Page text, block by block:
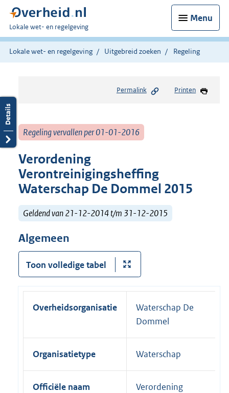
Menu
U
bent
hier:
Lokale wet- en regelgeving
Lokale wet- en regelgeving Uitgebreid zoeken Regeling
Permalink Printen
Regeling vervallen per 01-01-2016
Verordening
Verontreinigingsheffing
Waterschap De Dommel 2015
Geldend van 21-12-2014 t/m 31-12-2015
Algemeen
Toon volledige tabel
Overheidsorganisatie
Waterschap De
Dommel
Organisatietype Waterschap
Officiële naam
Verordening